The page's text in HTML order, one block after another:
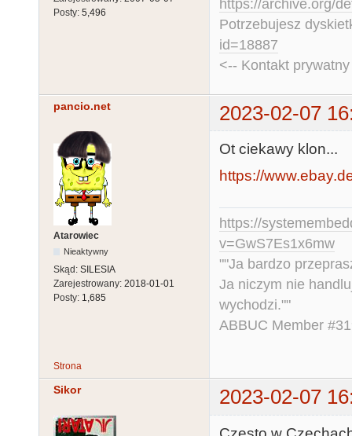
Posty: 5,496
https://archive.org/
Potrzebujesz
id=18887
<-- Kontakt
pancio.net 2023-02-07
Atarowiec
Nieaktywny
Skąd: SILESIA
Zarejestrowany: 2018-01-01
Posty: 1,685
Ot ciekawy klon...
https://
https://
v=GwS7Es1x6mw
""Ja bardzo
Ja niczym nie
wychodzi.""
ABBUC Member
Strona
Sikor 2023-02-07